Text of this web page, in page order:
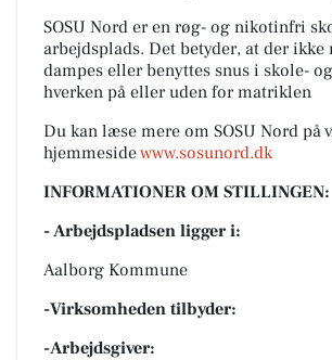
SOSU Nord er en røg- og nikotinfri
arbejdsplads. Det betyder, at der ikke
dampes eller benyttes snus i skole-
hverken på eller uden for matriklen
Du kan læse mere om SOSU Nord på
hjemmesidewww.sosunord.dk
INFORMATIONER OM STILLINGEN:
- Arbejdspladsen ligger i:
Aalborg Kommune
-Virksomheden tilbyder:
-Arbejdsgiver: